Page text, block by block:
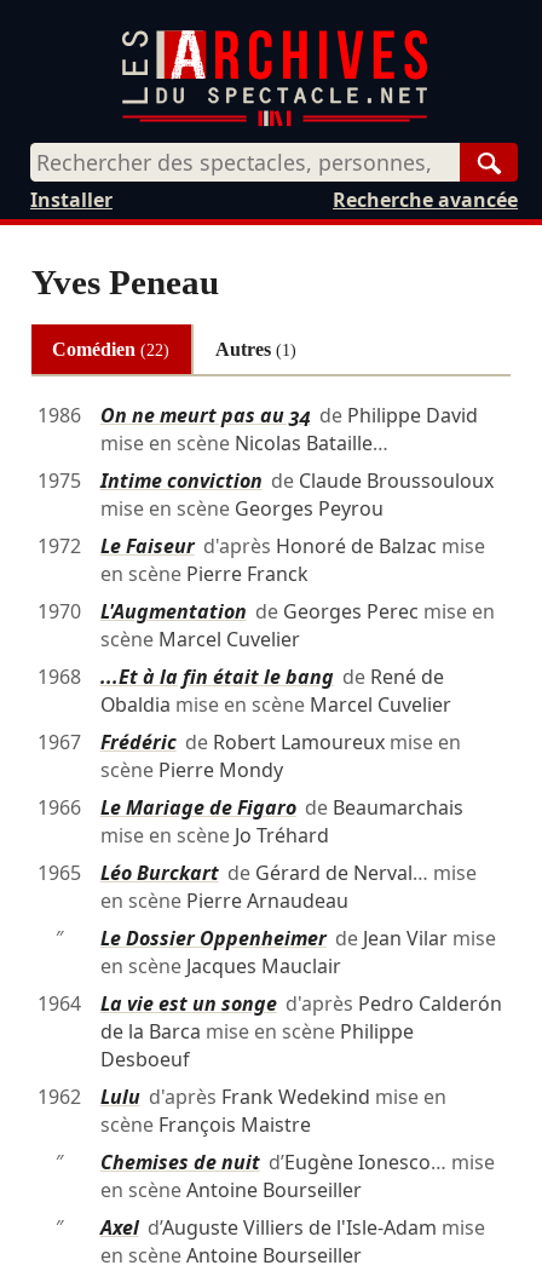
Recherche avancée
Installer
Yves Peneau
Comédien(22) Autres (1)
1986 On ne meurt pas au 34 de Philippe David
mise en scène Nicolas Bataille…
1975
Intime conviction de Claude Broussouloux
mise en scène Georges Peyrou
1972
Le Faiseurd'après Honoré de Balzac mise
en scène Pierre Franck
1970
L'Augmentation de Georges Perec mise en
scène Marcel Cuvelier
1968
...Et à la fin était le bangde René de
Obaldia mise en scène Marcel Cuvelier
1967
Frédéricde Robert Lamoureuxmise en
scène Pierre Mondy
1966
Le Mariage de Figarode Beaumarchais
mise en scène Jo Tréhard
1965
Léo Burckartde Gérard de Nerval… mise
en scène Pierre Arnaudeau
″
Le Dossier Oppenheimerde Jean Vilarmise
en scène Jacques Mauclair
1964
La vie est un songed'après Pedro Calderón
de la Barca mise en scène Philippe
Desboeuf
1962
Lulud'après Frank Wedekind mise en
scène François Maistre
″
Chemises de nuitd’Eugène Ionesco… mise
en scèneAntoine Bourseiller
″
Axeld’Auguste Villiers de l'Isle-Adam mise
en scèneAntoine Bourseiller